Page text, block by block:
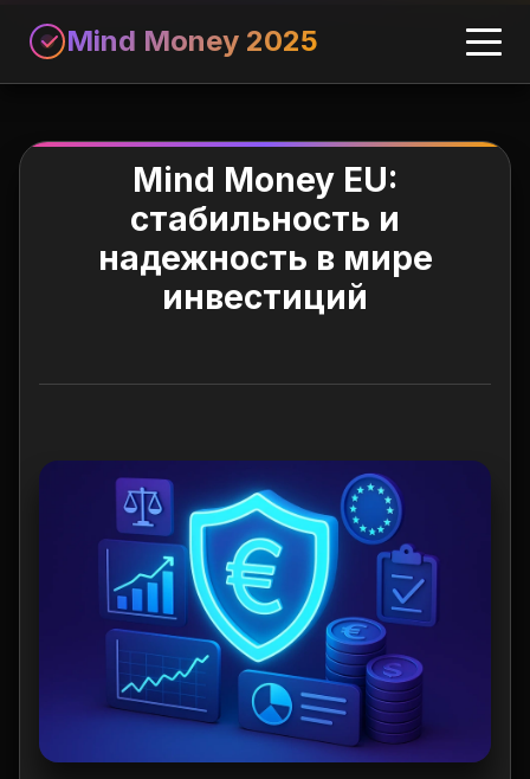
Mind Money 2025
Mind Money EU:
стабильность и
надежность в мире
инвестиций